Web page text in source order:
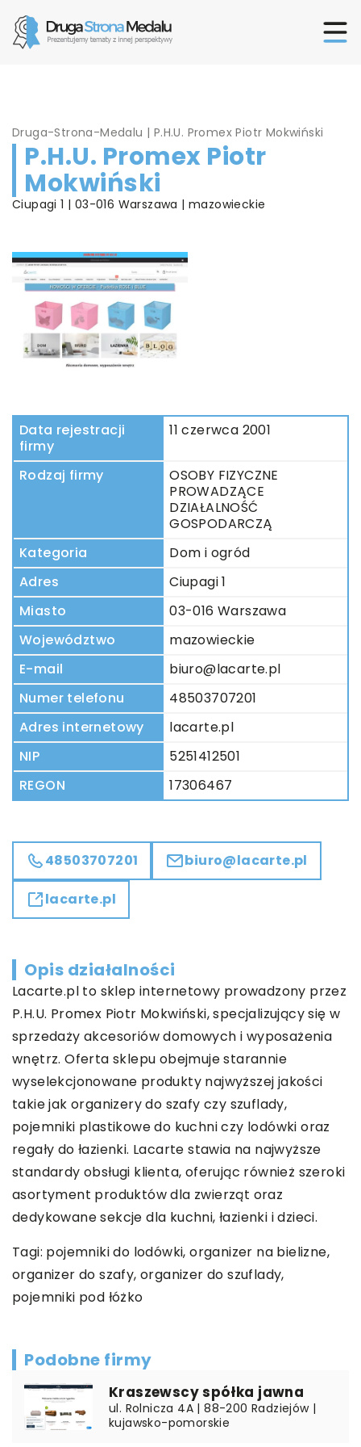
Druga-Strona-Medalu | P.H.U. Promex Piotr Mokwiński
P.H.U. Promex Piotr
Mokwiński
Ciupagi 1 | 03-016 Warszawa | mazowieckie
Data rejestracji
firmy
11 czerwca 2001
Rodzaj firmy
OSOBY FIZYCZNE
PROWADZĄCE
DZIAŁALNOŚĆ
GOSPODARCZĄ
Kategoria
Dom i ogród
Adres
Ciupagi 1
Miasto
03-016 Warszawa
Województwo
mazowieckie
E-mail
biuro@lacarte.pl
Numer telefonu
48503707201
Adres internetowy
lacarte.pl
NIP
5251412501
REGON
17306467
48503707201 biuro@lacarte.pl
lacarte.pl
Opis działalności
Lacarte.pl to sklep internetowy prowadzony przez
P.H.U. Promex Piotr Mokwiński, specjalizujący się w
sprzedaży akcesoriów domowych i wyposażenia
wnętrz. Oferta sklepu obejmuje starannie
wyselekcjonowane produkty najwyższej jakości
takie jak organizery do szafy czy szuflady,
pojemniki plastikowe do kuchni czy lodówki oraz
regały do łazienki. Lacarte stawia na najwyższe
standardy obsługi klienta, oferując również szeroki
asortyment produktów dla zwierząt oraz
dedykowane sekcje dla kuchni, łazienki i dzieci.
Tagi: pojemniki do lodówki, organizer na bielizne,
organizer do szafy, organizer do szuflady,
pojemniki pod łóżko
Podobne firmy
Kraszewscy spółka jawna
ul. Rolnicza 4A | 88-200 Radziejów |
kujawsko-pomorskie